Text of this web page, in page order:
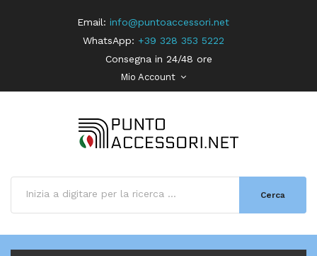
Email: info@puntoaccessori.net
WhatsApp: +39 328 353 5222
Consegna in 24/48 ore
Mio Account
Cerca